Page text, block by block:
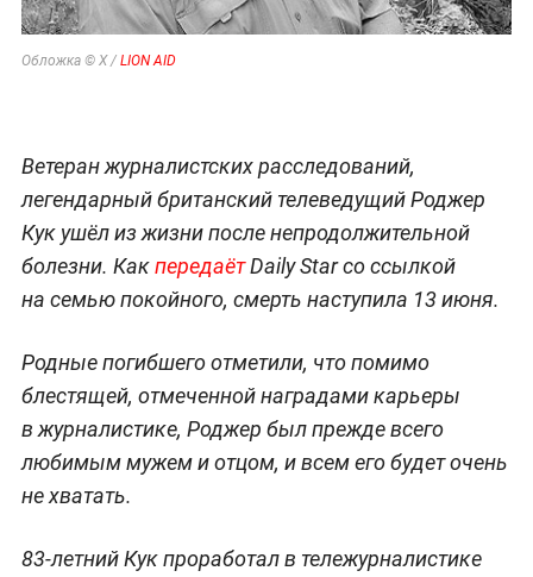
Обложка © X / LION AID
Ветеран журналистских расследований,
легендарный британский телеведущий Роджер
Кук ушёл из жизни после непродолжительной
болезни. КакпередаётDaily Star со ссылкой
на семью покойного, смерть наступила 13 июня.
Родные погибшего отметили, что помимо
блестящей, отмеченной наградами карьеры
в журналистике, Роджер был прежде всего
любимым мужем и отцом, и всем его будет очень
не хватать.
83-летний Кук проработал в тележурналистике